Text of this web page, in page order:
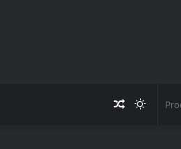
Switch
Artigo